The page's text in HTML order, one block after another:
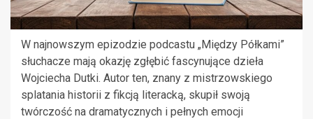
W najnowszym epizodzie podcastu „Między Półkami”
słuchacze mają okazję zgłębić fascynujące dzieła
Wojciecha Dutki. Autor ten, znany z mistrzowskiego
splatania historii z fikcją literacką, skupił swoją
twórczość na dramatycznych i pełnych emocji